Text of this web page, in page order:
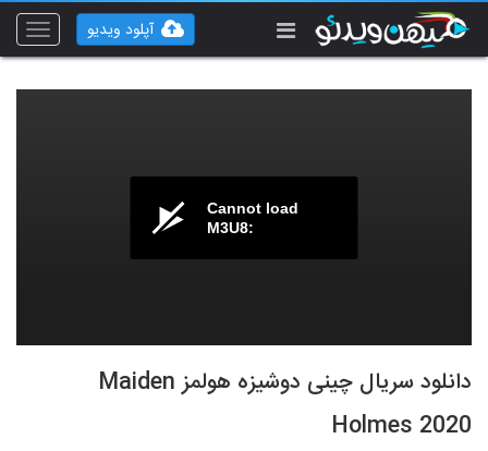
Toggle
آپلود ویدیو
Cannot load
M3U8:
دانلود سریال چینی دوشیزه هولمز Maiden
Holmes 2020